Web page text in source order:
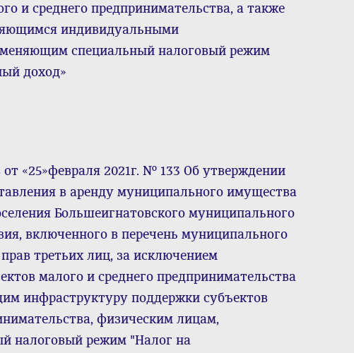
и среднего предпринимательства, а также
индивидуальными
специальный налоговый режим
доход»
«25»февраля 2021г. № 133 Об утверждении
в аренду муниципального имущества
Большеигнатовского муниципального
включенного в перечень муниципального
третьих лиц, за исключением
малого и среднего предпринимательства
инфраструктуру поддержки субъектов
физическим лицам,
налоговый режим "Налог на